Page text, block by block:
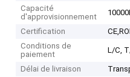
Capacité
d'approvisionnement
Certification
Conditions de
paiement
L/C,
Délai de livraison